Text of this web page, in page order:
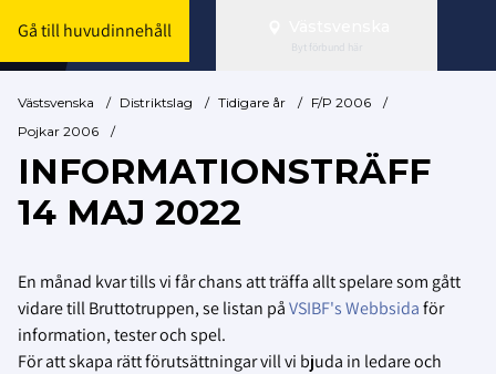
Gå till huvudinnehåll
Byt förbund här
Västsvenska / Distriktslag / Tidigare år / F/P 2006
/
Pojkar 2006
/
INFORMATIONSTRÄFF
14 MAJ 2022
En månad kvar tills vi får chans att träffa allt spelare som gått
vidare till Bruttotruppen, se listan påVSIBF's Webbsidaför
information, tester och spel.
För att skapa rätt förutsättningar vill vi bjuda in ledare och